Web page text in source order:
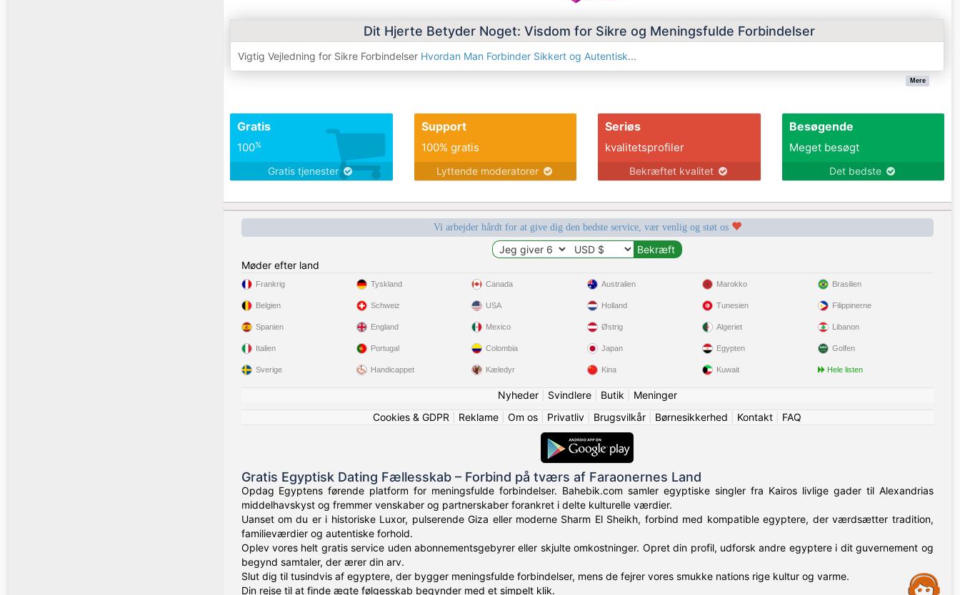
Dit Hjerte Betyder Noget: Visdom for Sikre og Meningsfulde Forbindelser
Vigtig Vejledning for Sikre Forbindelser Hvordan Man Forbinder Sikkert og Autentisk...
Mere
Gratis
100%
Gratis tjenester
Support
100% gratis
Lyttende moderatorer
Seriøs
kvalitetsprofiler
Bekræftet kvalitet
Besøgende
Meget besøgt
Det bedste
Vi arbejder hårdt for at give dig den bedste service, vær venlig og støt os
Møder efter land
Frankrig
Belgien
Spanien
Italien
Sverige
Tyskland
Schweiz
England
Portugal
Handicappet
Canada
USA
Mexico
Colombia
Kæledyr
Australien
Holland
Østrig
Japan
Kina
Marokko
Tunesien
Algeriet
Egypten
Kuwait
Brasilien
Filippinerne
Libanon
Golfen
Hele listen
Nyheder| Svindlere| Butik
Meninger
Cookies & GDPR
Reklame Om os Privatliv Brugsvilkår Børnesikkerhed Kontakt FAQ
Gratis Egyptisk Dating Fællesskab – Forbind på tværs af Faraonernes Land
Opdag Egyptens førende platform for meningsfulde forbindelser. Bahebik.com samler egyptiske singler fra Kairos livlige gader til Alexandrias
middelhavskyst og fremmer venskaber og partnerskaber forankret i delte kulturelle værdier.
Uanset om du er i historiske Luxor, pulserende Giza eller moderne Sharm El Sheikh, forbind med kompatible egyptere, der værdsætter tradition,
familieværdier og autentiske forhold.
Oplev vores helt gratis service uden abonnementsgebyrer eller skjulte omkostninger. Opret din profil, udforsk andre egyptere i dit guvernement og
begynd samtaler, der ærer din arv.
Slut dig til tusindvis af egyptere, der bygger meningsfulde forbindelser, mens de fejrer vores smukke nations rige kultur og varme.
Din rejse til at finde ægte følgesskab begynder med et simpelt klik.
Assistance